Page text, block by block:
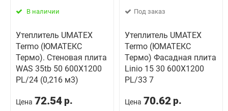
В наличии
Утеплитель UMATEX
Termo (ЮМАТЕКС
Термо). Стеновая плита
WAS 35tb 50 600X1200
PL/24 (0,216 м3)
Цена 72.54 р.
Под заказ
Утеплитель UMATEX
Termo (ЮМАТЕКС
Термо) Фасадная плита
Linio 15 30 600X1200
PL/33 7
Цена 70.62 р.